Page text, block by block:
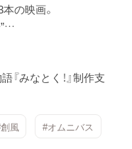
の映画。
みなとく！』制作支
風 #オムニバス